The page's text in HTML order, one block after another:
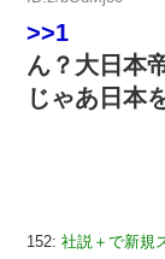
>>1
ん？大日本
じゃあ日本
152: 社説＋で新規